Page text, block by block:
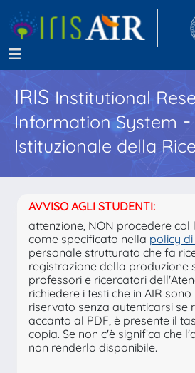
IRISInstitutional
Information System -
Istituzionale della
AVVISO AGLI STUDENTI:
attenzione, NON procedere col
come specificato nella policy di
personale strutturato che fa
registrazione della produzione
professori e ricercatori
richiedere i testi che in AIR
riservato senza autenticarsi se
accanto al PDF, è presente il
copia. Se non c'è significa che
non renderlo disponibile.